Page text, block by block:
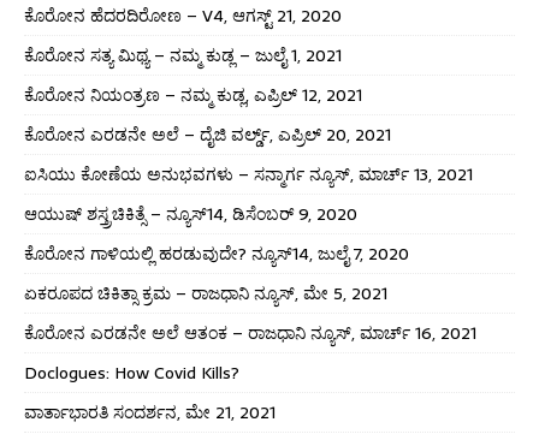
ಕೊರೋನ ಹೆದರದಿರೋಣ – V4, ಆಗಸ್ಟ್ 21, 2020
ಕೊರೋನ ಸತ್ಯ ಮಿಥ್ಯ – ನಮ್ಮ ಕುಡ್ಲ – ಜುಲೈ 1, 2021
ಕೊರೋನ ನಿಯಂತ್ರಣ – ನಮ್ಮ ಕುಡ್ಲ, ಎಪ್ರಿಲ್ 12, 2021
ಕೊರೋನ ಎರಡನೇ ಅಲೆ – ದೈಜಿ ವರ್ಲ್ಡ್, ಎಪ್ರಿಲ್ 20, 2021
ಐಸಿಯು ಕೋಣೆಯ ಅನುಭವಗಳು – ಸನ್ಮಾರ್ಗ ನ್ಯೂಸ್, ಮಾರ್ಚ್ 13, 2021
ಆಯುಷ್ ಶಸ್ತ್ರಚಿಕಿತ್ಸೆ – ನ್ಯೂಸ್14, ಡಿಸೆಂಬರ್ 9, 2020
ಕೊರೋನ ಗಾಳಿಯಲ್ಲಿ ಹರಡುವುದೇ? ನ್ಯೂಸ್14, ಜುಲೈ 7, 2020
ಏಕರೂಪದ ಚಿಕಿತ್ಸಾ ಕ್ರಮ – ರಾಜಧಾನಿ ನ್ಯೂಸ್, ಮೇ 5, 2021
ಕೊರೋನ ಎರಡನೇ ಅಲೆ ಆತಂಕ – ರಾಜಧಾನಿ ನ್ಯೂಸ್, ಮಾರ್ಚ್ 16, 2021
Doclogues: How Covid Kills?
ವಾರ್ತಾಭಾರತಿ ಸಂದರ್ಶನ, ಮೇ 21, 2021